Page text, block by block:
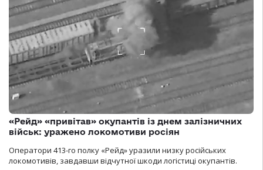
«Рейд» «привітав» окупантів із днем залізничних
військ: уражено локомотиви росіян
Оператори 413-го полку «Рейд» уразили низку російських
локомотивів, завдавши відчутної шкоди логістиці окупантів.